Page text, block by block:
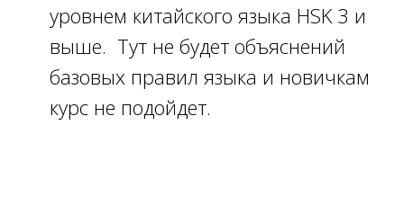
уровнем китайского языка HSK 3 и
выше. Тут не будет объяснений
базовых правил языка и новичкам
курс не подойдет.